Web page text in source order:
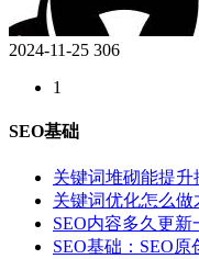
2024-11-25 306
1
SEO基础
关键词堆砌能提升
关键词优化怎么做
SEO内容多久更
SEO基础：SEO